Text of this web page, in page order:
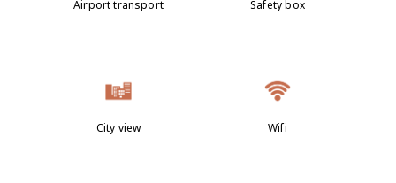
Airport transport Safety box
City view Wifi